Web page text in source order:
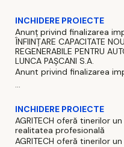
INCHIDERE PROIECTE
Anunț privind finalizarea
ÎNFIINȚARE CAPACITATE
REGENERABILE PENTRU
LUNCA PAȘCANI S.A.
Anunt privind finalizarea
...
INCHIDERE PROIECTE
AGRITECH oferă tinerilor
realitatea profesională
AGRITECH oferă tinerilor